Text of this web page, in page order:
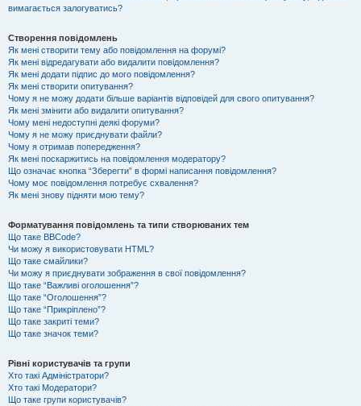
вимагається залогуватись?
Створення повідомлень
Як мені створити тему або повідомлення на форумі?
Як мені відредагувати або видалити повідомлення?
Як мені додати підпис до мого повідомлення?
Як мені створити опитування?
Чому я не можу додати більше варіантів відповідей для свого опитування?
Як мені змінити або видалити опитування?
Чому мені недоступні деякі форуми?
Чому я не можу приєднувати файли?
Чому я отримав попередження?
Як мені поскаржитись на повідомлення модератору?
Що означає кнопка “Зберегти” в формі написання повідомлення?
Чому моє повідомлення потребує схвалення?
Як мені знову підняти мою тему?
Форматування повідомлень та типи створюваних тем
Що таке BBCode?
Чи можу я використовувати HTML?
Що таке смайлики?
Чи можу я приєднувати зображення в свої повідомлення?
Що таке “Важливі оголошення”?
Що таке “Оголошення”?
Що таке “Прикріплено”?
Що таке закриті теми?
Що таке значок теми?
Рівні користувачів та групи
Хто такі Адміністратори?
Хто такі Модератори?
Що таке групи користувачів?